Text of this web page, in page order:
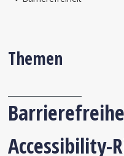
Themen
Accessibility-